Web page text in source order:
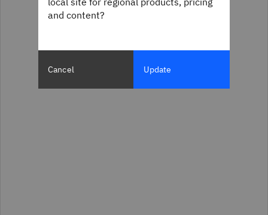
and content?
Cancel Update